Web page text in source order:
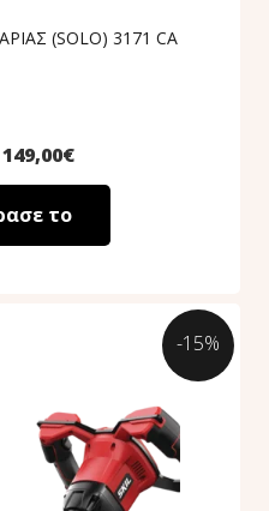
(SOLO) 3171 CA
149,00€
το
-15%